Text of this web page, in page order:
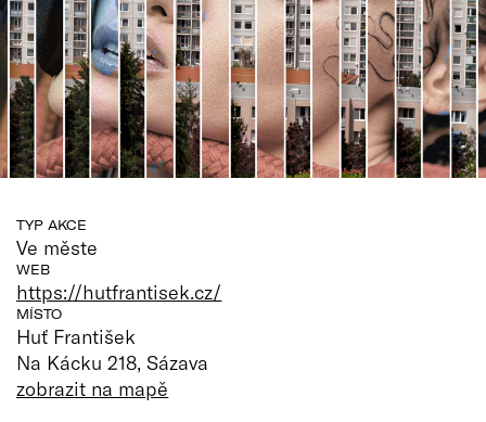
TYP AKCE
Ve měste
WEB
https://hutfrantisek.cz/
MÍSTO
Huť František
Na Kácku 218, Sázava
zobrazit na mapě